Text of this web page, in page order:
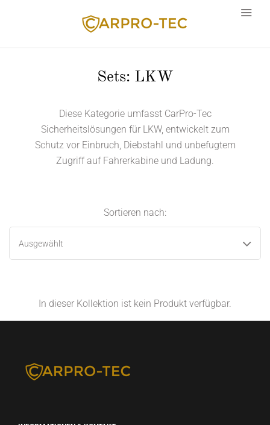
Sprache
Sets: LKW
Diese Kategorie umfasst CarPro-Tec
Sicherheitslösungen für LKW, entwickelt zum
Schutz vor Einbruch, Diebstahl und unbefugtem
Zugriff auf Fahrerkabine und Ladung.
Sortieren nach:
Ausgewählt
In dieser Kollektion ist kein Produkt verfügbar.